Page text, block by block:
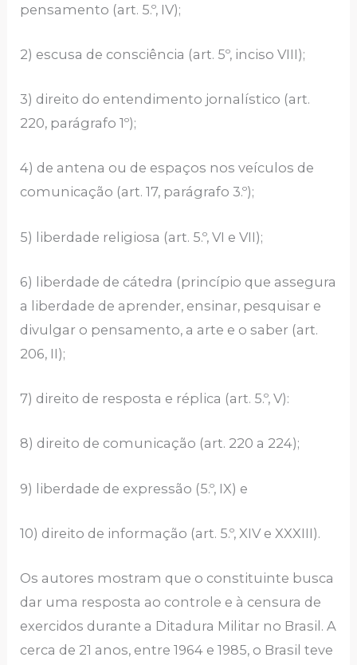
pensamento (art. 5.º, IV);
2) escusa de consciência (art. 5º, inciso VIII);
3) direito do entendimento jornalístico (art.
220, parágrafo 1º);
4) de antena ou de espaços nos veículos de
comunicação (art. 17, parágrafo 3.º);
5) liberdade religiosa (art. 5.º, VI e VII);
6) liberdade de cátedra (princípio que assegura
a liberdade de aprender, ensinar, pesquisar e
divulgar o pensamento, a arte e o saber (art.
206, II);
7) direito de resposta e réplica (art. 5.º, V):
8) direito de comunicação (art. 220 a 224);
9) liberdade de expressão (5.º, IX) e
10) direito de informação (art. 5.º, XIV e XXXIII).
Os autores mostram que o constituinte busca
dar uma resposta ao controle e à censura de
exercidos durante a Ditadura Militar no Brasil. A
cerca de 21 anos, entre 1964 e 1985, o Brasil teve